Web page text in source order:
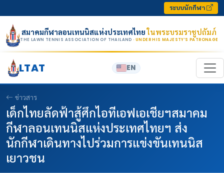
ระบบนักกีฬา
สมาคมกีฬาลอนเทนนิสแห่งประเทศไทยในพระบรมราชูปถัมภ์
THE LAWN TENNIS ASSOCIATION OF THAILAND · UNDER HIS MAJESTY’S PATRONAGE
LTAT EN
ข่าวสาร
เด็กไทยลัดฟ้าสู้ศึกไอทีเอฟเอเชียฯสมาคม
กีฬาลอนเทนนิสแห่งประเทศไทยฯ ส่ง
นักกีฬาเดินทางไปร่วมการแข่งขันเทนนิส
เยาวชน